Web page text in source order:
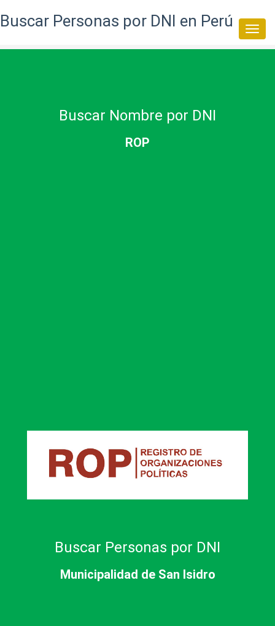
Buscar Personas por DNI en Perú
Buscar Nombre por DNI
ROP
Buscar Personas por DNI
Municipalidad de San Isidro